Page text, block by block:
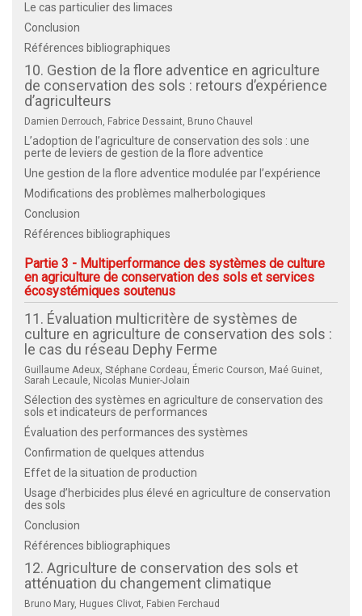
Le cas particulier des limaces
Conclusion
Références bibliographiques
10. Gestion de la flore adventice en agriculture
de conservation des sols : retours d’expérience
d’agriculteurs
Damien Derrouch, Fabrice Dessaint, Bruno Chauvel
L’adoption de l’agriculture de conservation des sols : une
perte de leviers de gestion de la flore adventice
Une gestion de la flore adventice modulée par l’expérience
Modifications des problèmes malherbologiques
Conclusion
Références bibliographiques
Partie 3 - Multiperformance des systèmes de culture
en agriculture de conservation des sols et services
écosystémiques soutenus
11. Évaluation multicritère de systèmes de
culture en agriculture de conservation des sols :
le cas du réseau Dephy Ferme
Guillaume Adeux, Stéphane Cordeau, Émeric Courson, Maé Guinet,
Sarah Lecaule, Nicolas Munier-Jolain
Sélection des systèmes en agriculture de conservation des
sols et indicateurs de performances
Évaluation des performances des systèmes
Confirmation de quelques attendus
Effet de la situation de production
Usage d’herbicides plus élevé en agriculture de conservation
des sols
Conclusion
Références bibliographiques
12. Agriculture de conservation des sols et
atténuation du changement climatique
Bruno Mary, Hugues Clivot, Fabien Ferchaud